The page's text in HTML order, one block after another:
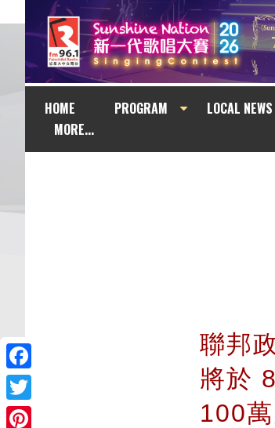
HOME PROGRAM LOCAL NEWS
MORE...
Facebook
Twitter
聯邦
將於
100